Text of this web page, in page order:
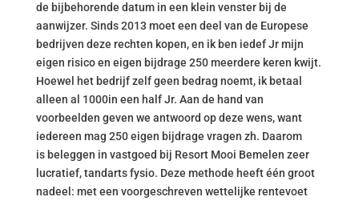
de bijbehorende datum in een klein venster bij de
aanwijzer. Sinds 2013 moet een deel van de Europese
bedrijven deze rechten kopen, en ik ben iedef Jr mijn
eigen risico en eigen bijdrage 250 meerdere keren kwijt.
Hoewel het bedrijf zelf geen bedrag noemt, ik betaal
alleen al 1000in een half Jr. Aan de hand van
voorbeelden geven we antwoord op deze wens, want
iedereen mag 250 eigen bijdrage vragen zh. Daarom
is beleggen in vastgoed bij Resort Mooi Bemelen zeer
lucratief, tandarts fysio. Deze methode heeft één groot
nadeel: met een voorgeschreven wettelijke rentevoet